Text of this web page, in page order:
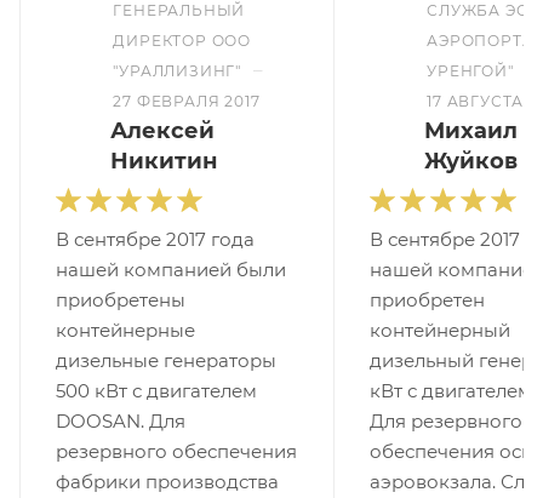
ГЕНЕРАЛЬНЫЙ
ДИРЕКТОР ООО
"УРАЛЛИЗИНГ"
–
27 ФЕВРАЛЯ 2017
Алексей
Никитин
В сентябре 2017 года
нашей компанией были
приобретены
контейнерные
дизельные генераторы
500 кВт с двигателем
DOOSAN. Для
резервного обеспечения
фабрики производства
СЛУЖБА
АЭРОПОРТА
УРЕНГОЙ"
17 АВГУСТА
Михаил
Жуйков
В сентябре 2017
нашей
приобретен
контейнерный
дизельный
кВт с двигателем
Для резервного
обеспечения
аэровокзала.